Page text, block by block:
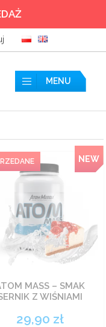
MENU
NEW
MASS – SMAK
Z WIŚNIAMI
29,90 zł